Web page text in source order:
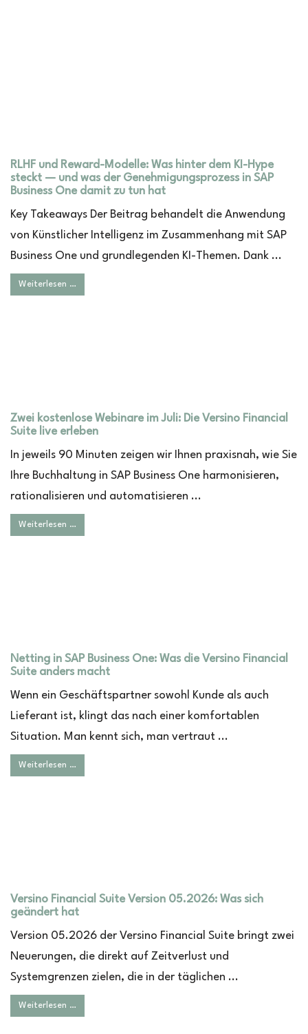
RLHF und Reward-Modelle: Was hinter dem KI-Hype
steckt — und was der Genehmigungsprozess in SAP
Business One damit zu tun hat
Key Takeaways Der Beitrag behandelt die Anwendung
von Künstlicher Intelligenz im Zusammenhang mit SAP
Business One und grundlegenden KI-Themen. Dank ...
Weiterlesen …
Zwei kostenlose Webinare im Juli: Die Versino Financial
Suite live erleben
In jeweils 90 Minuten zeigen wir Ihnen praxisnah, wie Sie
Ihre Buchhaltung in SAP Business One harmonisieren,
rationalisieren und automatisieren ...
Weiterlesen …
Netting in SAP Business One: Was die Versino Financial
Suite anders macht
Wenn ein Geschäftspartner sowohl Kunde als auch
Lieferant ist, klingt das nach einer komfortablen
Situation. Man kennt sich, man vertraut ...
Weiterlesen …
Versino Financial Suite Version 05.2026: Was sich
geändert hat
Version 05.2026 der Versino Financial Suite bringt zwei
Neuerungen, die direkt auf Zeitverlust und
Systemgrenzen zielen, die in der täglichen ...
Weiterlesen …